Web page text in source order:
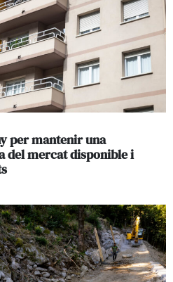
per mantenir una
del mercat disponible i